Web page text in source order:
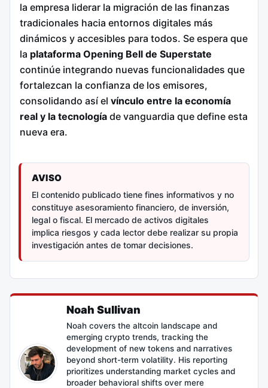
la empresa liderar la migración de las finanzas
tradicionales hacia entornos digitales más
dinámicos y accesibles para todos. Se espera que
la plataforma Opening Bell de Superstate
continúe integrando nuevas funcionalidades que
fortalezcan la confianza de los emisores,
consolidando así el vínculo entre la economía
real y la tecnología de vanguardia que define esta
nueva era.
AVISO
El contenido publicado tiene fines informativos y no
constituye asesoramiento financiero, de inversión,
legal o fiscal. El mercado de activos digitales
implica riesgos y cada lector debe realizar su propia
investigación antes de tomar decisiones.
Noah Sullivan
Noah covers the altcoin landscape and
emerging crypto trends, tracking the
development of new tokens and narratives
beyond short-term volatility. His reporting
prioritizes understanding market cycles and
broader behavioral shifts over mere